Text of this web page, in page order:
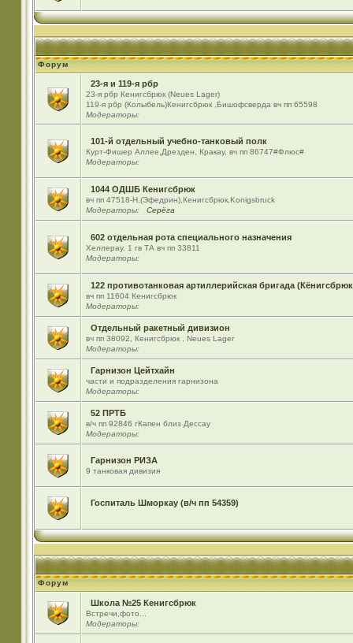
Форум
23-я и 119-я рбр
23-я рбр Кенигсбрюк (Neues Lager)
119-я рбр (Колыбель)Кенигсбрюк ,Бишофсверда вч пп 65598
Модераторы:
101-й отдельный учебно-танковый полк
Курт-Фишер Аллее,Дрезден, Кракау, вч пп 86747#Флюс#
Модераторы:
1044 ОДШБ Кенигсбрюк
вч пп 47518-Н,(Эфедрин),Кенигсбрюк,Konigsbruck
Модераторы:
Серёга
602 отдельная рота специального назначения
Хеллерау. 1 гв ТА вч пп 33811
Модераторы:
122 противотанковая артиллерийская бригада
вч пп 11604 Кенигсбрюк
Модераторы:
Отдельный ракетный дивизион
вч пп 38092, Кенигсбрюк , Neues Lager
Модераторы:
Гарнизон Цейтхайн
части и подразделения гарнизона
Модераторы:
52 ПРТБ
в/ч пп 92846 гКапен близ Дессау
Модераторы:
Гарнизон РИЗА
9 танковая дивизия
Госпиталь Шморкау (в/ч пп 54359)
Форум
Школа №25 Кенигсбрюк
Встречи,фото...
Модераторы: